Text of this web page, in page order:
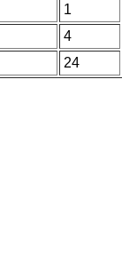
1
4
24